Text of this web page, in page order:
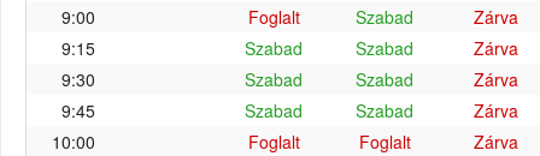
9:00
Foglalt Szabad
Zárva
9:15
Szabad Szabad
Zárva
9:30
Szabad Szabad
Zárva
9:45
Szabad Szabad
Zárva
10:00
Foglalt Foglalt
Zárva